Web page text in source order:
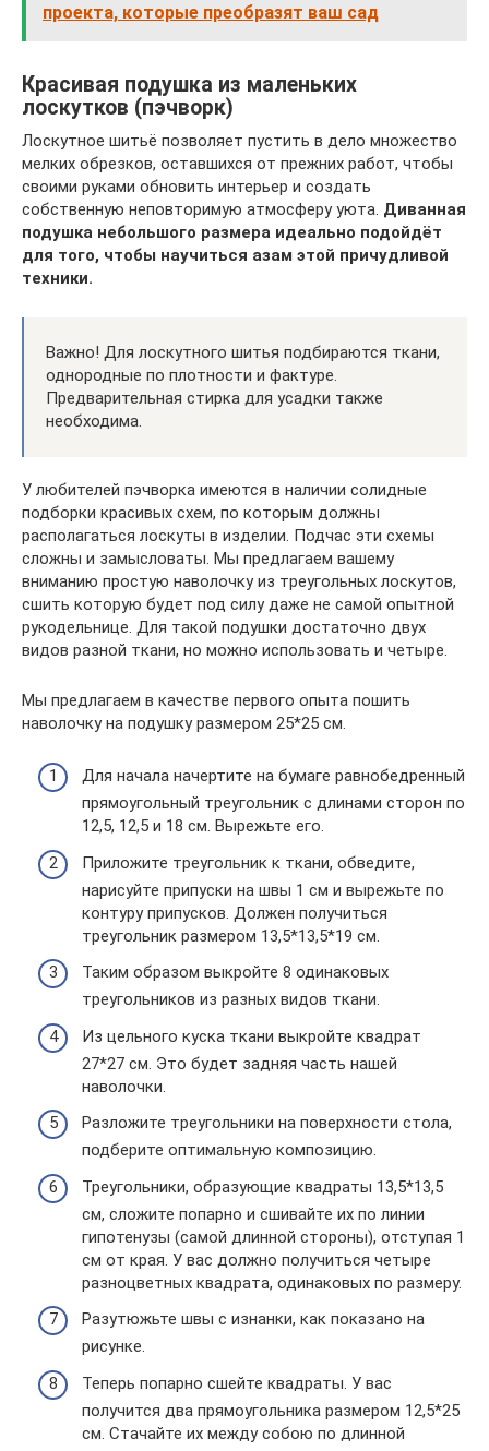
проекта, которые преобразят ваш сад
Красивая подушка из маленьких
лоскутков (пэчворк)
Лоскутное шитьё позволяет пустить в дело множество
мелких обрезков, оставшихся от прежних работ, чтобы
своими руками обновить интерьер и создать
собственную неповторимую атмосферу уюта. Диванная
подушка небольшого размера идеально подойдёт
для того, чтобы научиться азам этой причудливой
техники.
Важно! Для лоскутного шитья подбираются ткани,
однородные по плотности и фактуре.
Предварительная стирка для усадки также
необходима.
У любителей пэчворка имеются в наличии солидные
подборки красивых схем, по которым должны
располагаться лоскуты в изделии. Подчас эти схемы
сложны и замысловаты. Мы предлагаем вашему
вниманию простую наволочку из треугольных лоскутов,
сшить которую будет под силу даже не самой опытной
рукодельнице. Для такой подушки достаточно двух
видов разной ткани, но можно использовать и четыре.
Мы предлагаем в качестве первого опыта пошить
наволочку на подушку размером 25*25 см.
Для начала начертите на бумаге равнобедренный
прямоугольный треугольник с длинами сторон по
12,5, 12,5 и 18 см. Вырежьте его.
Приложите треугольник к ткани, обведите,
нарисуйте припуски на швы 1 см и вырежьте по
контуру припусков. Должен получиться
треугольник размером 13,5*13,5*19 см.
Таким образом выкройте 8 одинаковых
треугольников из разных видов ткани.
Из цельного куска ткани выкройте квадрат
27*27 см. Это будет задняя часть нашей
наволочки.
Разложите треугольники на поверхности стола,
подберите оптимальную композицию.
Треугольники, образующие квадраты 13,5*13,5
см, сложите попарно и сшивайте их по линии
гипотенузы (самой длинной стороны), отступая 1
см от края. У вас должно получиться четыре
разноцветных квадрата, одинаковых по размеру.
Разутюжьте швы с изнанки, как показано на
рисунке.
Теперь попарно сшейте квадраты. У вас
получится два прямоугольника размером 12,5*25
см. Стачайте их между собою по длинной